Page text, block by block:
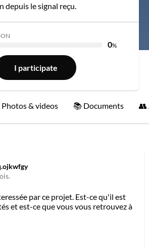
depuis le signal reçu.
0%
I participate
Photos & videos Documents
par ce projet. Est-ce qu'il est
et est-ce que vous vous retrouvez à